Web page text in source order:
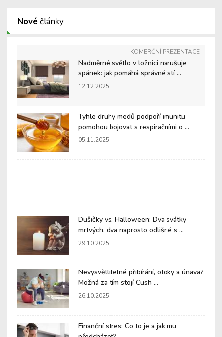
Nové články
KOMERČNÍ PREZENTACE
Nadměrné světlo v ložnici narušuje
spánek: jak pomáhá správné stí ...
12.12.2025
Tyhle druhy medů podpoří imunitu
pomohou bojovat s respiračními o ...
05.11.2025
Dušičky vs. Halloween: Dva svátky
mrtvých, dva naprosto odlišné s ...
29.10.2025
Nevysvětlitelné přibírání, otoky a únava?
Možná za tím stojí Cush ...
26.10.2025
Finanční stres: Co to je a jak mu